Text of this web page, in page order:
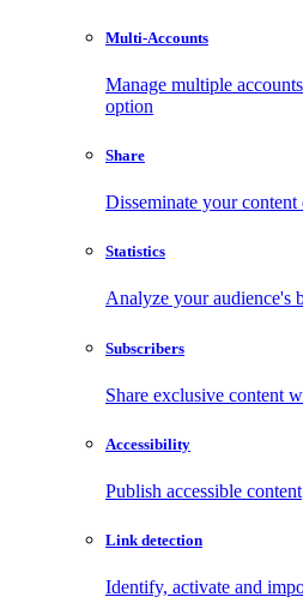
Multi-Accounts
Manage multiple
option
Share
Disseminate your
Statistics
Analyze your audience's
Subscribers
Share exclusive content
Accessibility
Publish accessible content
Link detection
Identify, activate and